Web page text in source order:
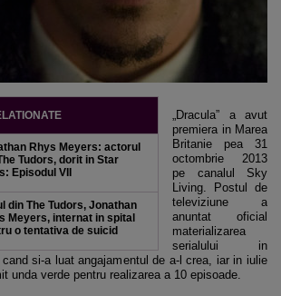
Rhys Meyers: actorul
Tudors, dorit in Star
Episodul VII
din The Tudors, Jonathan
Meyers, internat in spital
o tentativa de suicid
„Dracula” a avut
premiera in Marea
Britanie pea 31
octombrie 2013
pe canalul Sky
Living. Postul de
televiziune a
anuntat oficial
materializarea
serialului in
si-a luat angajamentul de a-l crea, iar in iulie
unda verde pentru realizarea a 10 episoade.